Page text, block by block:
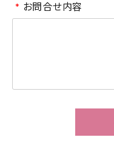
* お問合せ内容